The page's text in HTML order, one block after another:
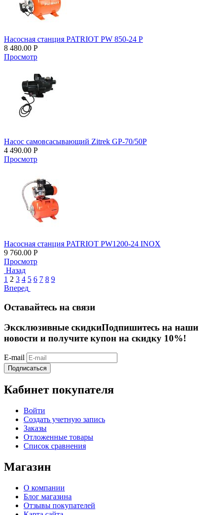
Насосная станция PATRIOT PW 850-24 P
8 480.00 Р
Просмотр
Насос самовсасывающий Zitrek GP-70/50P
4 490.00 Р
Просмотр
Насосная станция PATRIOT PW1200-24 INOX
9 760.00 Р
Просмотр
Назад
1 2 3 4 5 6 7 8 9
Вперед
Оставайтесь на связи
Эксклюзивные скидкиПодпишитесь на наши
новости и получите купон на скидку 10%!
E-mail
Подписаться
Кабинет покупателя
Войти
Создать учетную запись
Заказы
Отложенные товары
Список сравнения
Магазин
О компании
Блог магазина
Отзывы покупателей